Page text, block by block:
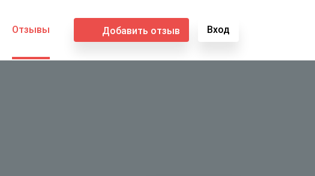
Отзывы Добавить отзыв Вход